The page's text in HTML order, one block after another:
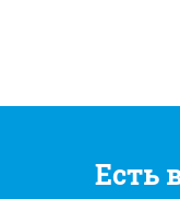
Есть